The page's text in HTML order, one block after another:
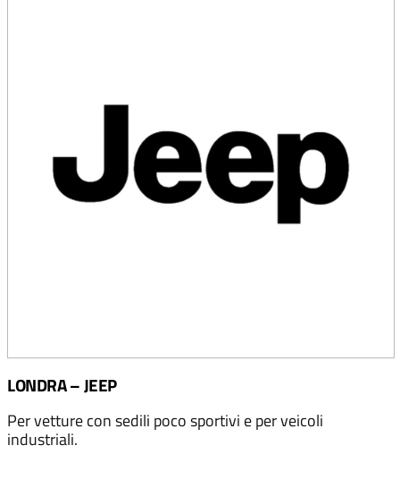
LONDRA – JEEP
Per vetture con sedili poco sportivi e per veicoli
industriali.